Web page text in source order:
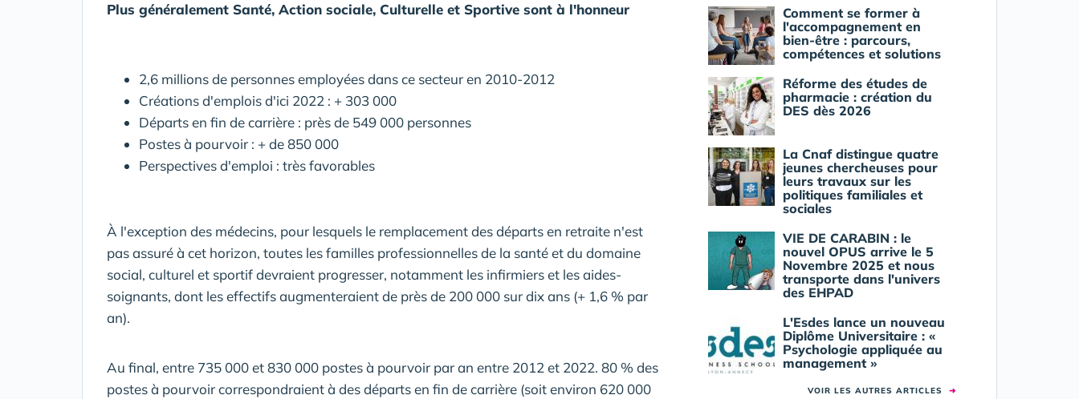
Plus généralement Santé, Action sociale, Culturelle et Sportive sont à l'honneur
2,6 millions de personnes employées dans ce secteur en 2010-2012
Créations d'emplois d'ici 2022 : + 303 000
Départs en fin de carrière : près de 549 000 personnes
Postes à pourvoir : + de 850 000
Perspectives d'emploi : très favorables
À l'exception des médecins, pour lesquels le remplacement des départs en retraite n'est
pas assuré à cet horizon, toutes les familles professionnelles de la santé et du domaine
social, culturel et sportif devraient progresser, notamment les infirmiers et les aides-
soignants, dont les effectifs augmenteraient de près de 200 000 sur dix ans (+ 1,6 % par
an).
Au final, entre 735 000 et 830 000 postes à pourvoir par an entre 2012 et 2022. 80 % des
postes à pourvoir correspondraient à des départs en fin de carrière (soit environ 620 000
Comment se former à
l'accompagnement en
bien-être : parcours,
compétences et solutions
Réforme des études de
pharmacie : création du
DES dès 2026
La Cnaf distingue quatre
jeunes chercheuses pour
leurs travaux sur les
politiques familiales et
sociales
VIE DE CARABIN : le
nouvel OPUS arrive le 5
Novembre 2025 et nous
transporte dans l'univers
des EHPAD
L'Esdes lance un nouveau
Diplôme Universitaire : «
Psychologie appliquée au
management »
VOIR LES AUTRES ARTICLES ➜